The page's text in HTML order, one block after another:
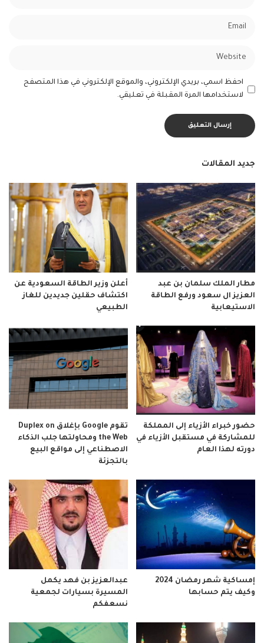
احفظ اسمي، بريدي الإلكتروني، والموقع الإلكتروني في هذا المتصفح
لاستخدامها المرة المقبلة في تعليقي.
جديد المقالات
مطار الملك سلمان بن عبد
العزيز ال سعود ورفع الطاقة
الاستيعابية
أعلن وزير الطاقة السعودية عن
اكتشاف حقلين جديدين للغاز
الطبيعي
حضور خبراء الأزياء إلى المملكة
للمشاركة في مستقبل الأزياء في
دورته لهذا العام
تقوم Google بإغلاق Duplex on
the Web ومحاولتها جلب الذكاء
الاصطناعي إلى مواقع البيع
بالتجزئة
إمساكية شهر رمضان 2024
وكيف يتم حسابها
عبدالعزيز بن فهد يكمل
المسيرة بسيارات لجمعية
نسعفكم